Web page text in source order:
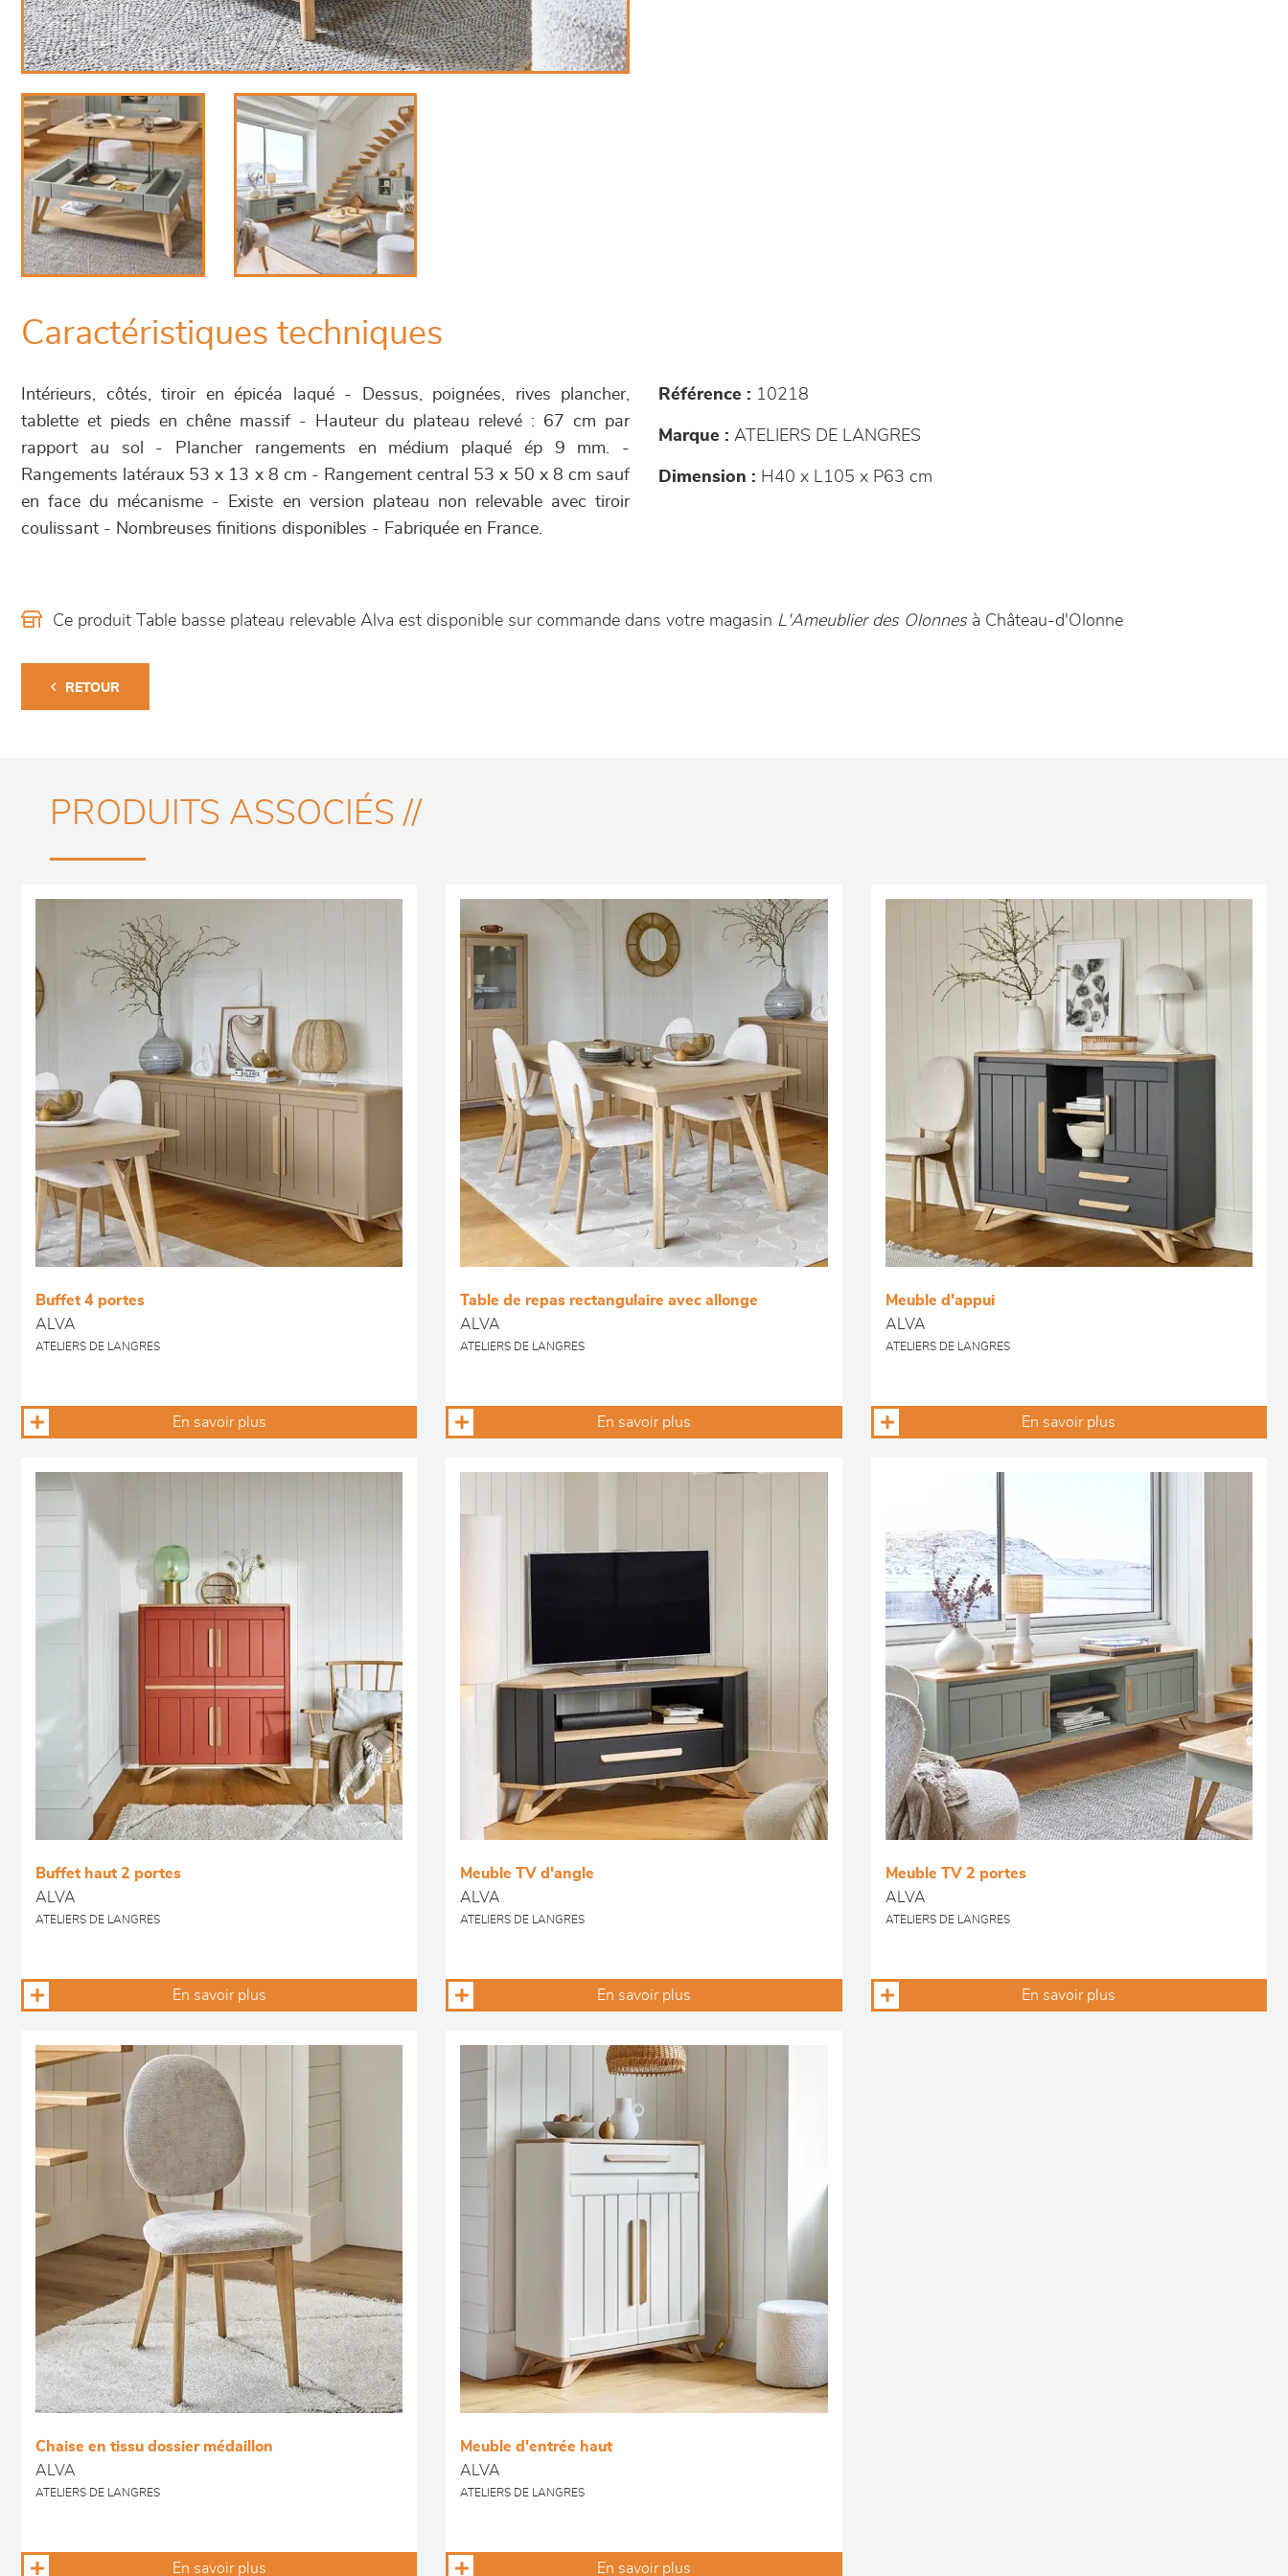
Caractéristiques techniques
Intérieurs, côtés, tiroir en épicéa laqué - Dessus, poignées, rives plancher,
tablette et pieds en chêne massif - Hauteur du plateau relevé : 67 cm par
rapport au sol - Plancher rangements en médium plaqué ép 9 mm. -
Rangements latéraux 53 x 13 x 8 cm - Rangement central 53 x 50 x 8 cm sauf
en face du mécanisme - Existe en version plateau non relevable avec tiroir
coulissant - Nombreuses finitions disponibles - Fabriquée en France.
Référence : 10218
Marque : ATELIERS DE LANGRES
Dimension : H40 x L105 x P63 cm
Ce produit Table basse plateau relevable Alva est disponible sur commande dans votre magasin L'Ameublier des Olonnesà Château-d'Olonne
RETOUR
PRODUITS ASSOCIÉS //
Buffet 4 portes
ALVA
ATELIERS DE LANGRES
En savoir plus
Table de repas rectangulaire avec allonge
ALVA
ATELIERS DE LANGRES
En savoir plus
Meuble d'appui
ALVA
ATELIERS DE LANGRES
En savoir plus
Buffet haut 2 portes
ALVA
ATELIERS DE LANGRES
En savoir plus
Meuble TV d'angle
ALVA
ATELIERS DE LANGRES
En savoir plus
Meuble TV 2 portes
ALVA
ATELIERS DE LANGRES
En savoir plus
Chaise en tissu dossier médaillon
ALVA
ATELIERS DE LANGRES
En savoir plus
Meuble d'entrée haut
ALVA
ATELIERS DE LANGRES
En savoir plus